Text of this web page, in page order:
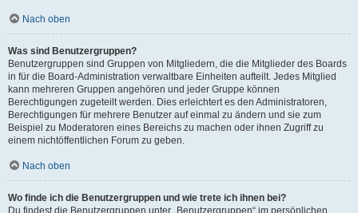
Nach oben
Was sind Benutzergruppen?
Benutzergruppen sind Gruppen von Mitgliedern, die die Mitglieder des Boards
in für die Board-Administration verwaltbare Einheiten aufteilt. Jedes Mitglied
kann mehreren Gruppen angehören und jeder Gruppe können
Berechtigungen zugeteilt werden. Dies erleichtert es den Administratoren,
Berechtigungen für mehrere Benutzer auf einmal zu ändern und sie zum
Beispiel zu Moderatoren eines Bereichs zu machen oder ihnen Zugriff zu
einem nichtöffentlichen Forum zu geben.
Nach oben
Wo finde ich die Benutzergruppen und wie trete ich ihnen bei?
Du findest die Benutzergruppen unter „Benutzergruppen“ im persönlichen